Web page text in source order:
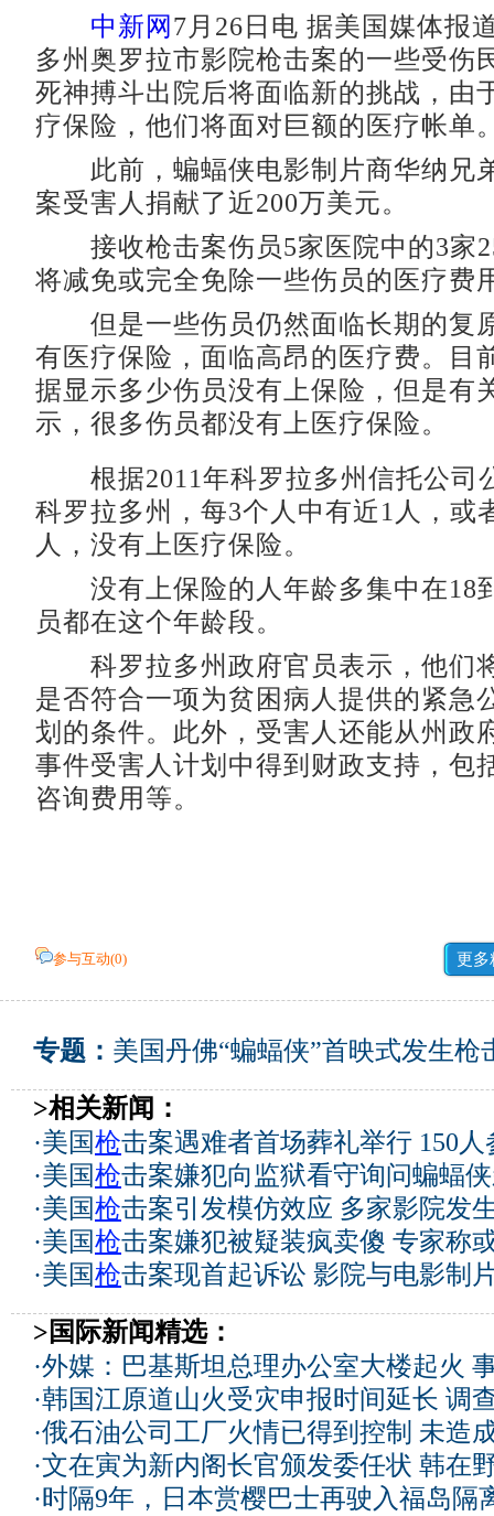
中新网 7月26日电 据美国媒体报
多州奥罗拉市影院枪击案的一些受伤
死神搏斗出院后将面临新的挑战，由
疗保险，他们将面对巨额的医疗帐单
此前，蝙蝠侠电影制片商华纳兄
案受害人捐献了近200万美元。
接收枪击案伤员5家医院中的3家
将减免或完全免除一些伤员的医疗费
但是一些伤员仍然面临长期的复
有医疗保险，面临高昂的医疗费。目
据显示多少伤员没有上保险，但是有
示，很多伤员都没有上医疗保险。
根据2011年科罗拉多州信托公司
科罗拉多州，每3个人中有近1人，或
人，没有上医疗保险。
没有上保险的人年龄多集中在18
员都在这个年龄段。
科罗拉多州政府官员表示，他们
是否符合一项为贫困病人提供的紧急
划的条件。此外，受害人还能从州政
事件受害人计划中得到财政支持，包
咨询费用等。
参与互动(0) 更多
专题： 美国丹佛“蝙蝠侠”首映式发生枪
>相关新闻：
·美国枪击案遇难者首场葬礼举行 150人
·美国枪击案嫌犯向监狱看守询问蝙蝠
·美国枪击案引发模仿效应 多家影院发
·美国枪击案嫌犯被疑装疯卖傻 专家称
·美国枪击案现首起诉讼 影院与电影制
>国际新闻精选：
·外媒：巴基斯坦总理办公室大楼起火
·韩国江原道山火受灾申报时间延长 调
·俄石油公司工厂火情已得到控制 未造
·文在寅为新内阁长官颁发委任状 韩在
·时隔9年，日本赏樱巴士再驶入福岛隔